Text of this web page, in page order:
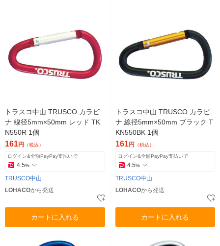
トラスコ中山 TRUSCO カラビ
ナ 線径5mm×50mm レッド TK
N550R 1個
161円 （税込）
ログイン&全額PayPay支払いで
4.5%
TRUSCO中山
LOHACOから発送
カートに入れる
トラスコ中山 TRUSCO カラビ
ナ 線径5mm×50mm ブラック T
KN550BK 1個
161円 （税込）
ログイン&全額PayPay支払いで
4.5%
TRUSCO中山
LOHACOから発送
カートに入れる